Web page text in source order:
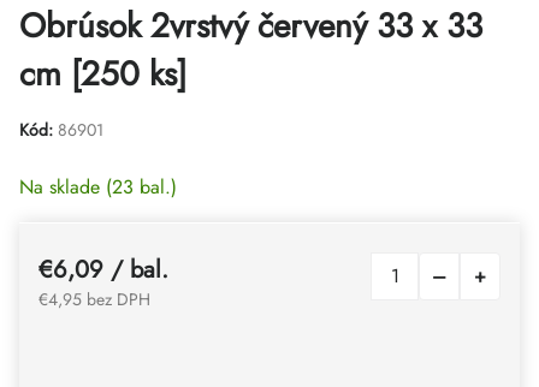
Obrúsok 2vrstvý červený 33 x 33
cm [250 ks]
Kód: 86901
Na sklade (23 bal.)
€6,09 / bal.
€4,95 bez DPH